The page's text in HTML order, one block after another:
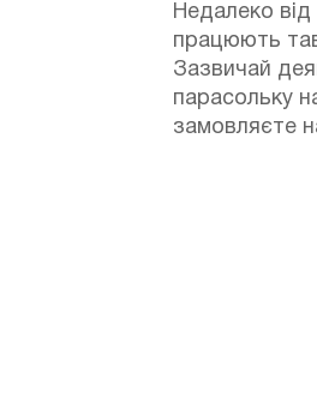
Недалеко
працюють
Зазвичай
парасольку
замовляєте